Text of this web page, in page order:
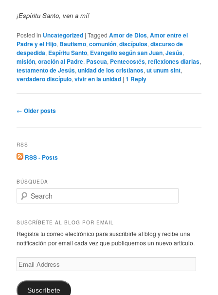
¡Espíritu Santo, ven a mí!
Posted in Uncategorized |Tagged Amor de Dios,Amor entre el
Padre y el Hijo, Bautismo,comunión,discípulos,discurso de
despedida, Espíritu Santo, Evangelio según san Juan,Jesús,
misión,oración al Padre, Pascua, Pentecostés,reflexiones diarias,
testamento de Jesús,unidad de los cristianos,ut unum sint,
verdadero discípulo,vivir en la unidad |1 Reply
Post
← Older posts
RSS
RSS - Posts
BÚSQUEDA
e
r
h
SUSCRÍBETE AL BLOG POR EMAIL
Registra tu correo electrónico para suscribirte al blog y recibe una
notificación por email cada vez que publiquemos un nuevo artículo.
Email
Address
Suscríbete